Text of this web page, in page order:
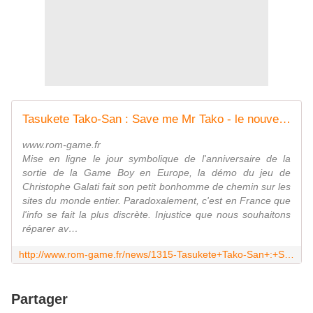
Tasukete Tako-San : Save me Mr Tako - le nouveau bijou de la Game Boy
www.rom-game.fr
Mise en ligne le jour symbolique de l'anniversaire de la
sortie de la Game Boy en Europe, la démo du jeu de
Christophe Galati fait son petit bonhomme de chemin sur les
sites du monde entier. Paradoxalement, c'est en France que
l'info se fait la plus discrète. Injustice que nous souhaitons
réparer av…
Partager